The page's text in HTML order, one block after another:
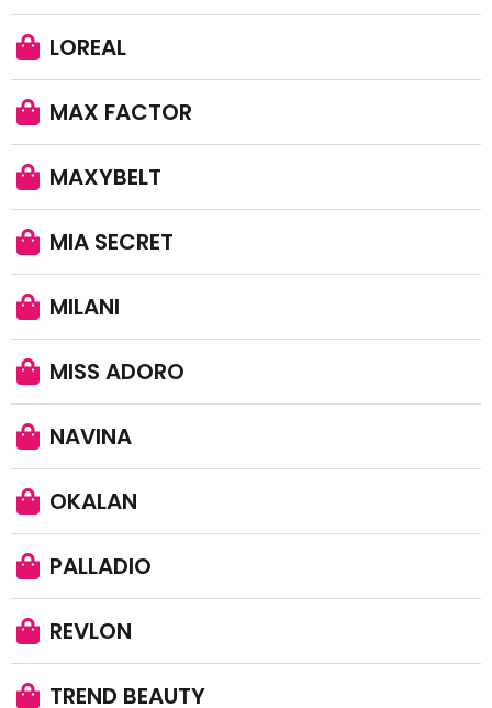
LOREAL
MAX FACTOR
MAXYBELT
MIA SECRET
MILANI
MISS ADORO
NAVINA
OKALAN
PALLADIO
REVLON
TREND BEAUTY